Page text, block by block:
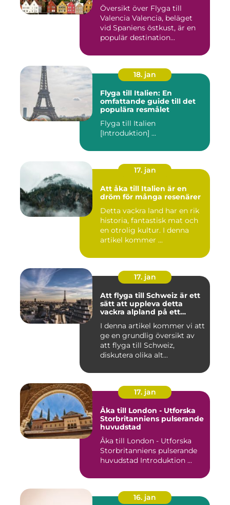
Översikt över Flyga till
Valencia Valencia, beläget
vid Spaniens östkust, är en
populär destination...
18. jan
Flyga till Italien: En
omfattande guide till det
populära resmålet
Flyga till Italien
[Introduktion] ...
17. jan
Att åka till Italien är en
dröm för många resenärer
Detta vackra land har en rik
historia, fantastisk mat och
en otrolig kultur. I denna
artikel kommer ...
17. jan
Att flyga till Schweiz är ett
sätt att uppleva detta
vackra alpland på ett
I denna artikel kommer vi att
ge en grundlig översikt av
att flyga till Schweiz,
diskutera olika alt...
17. jan
Åka till London - Utforska
Storbritanniens pulserande
huvudstad
Åka till London - Utforska
Storbritanniens pulserande
huvudstad Introduktion ...
16. jan